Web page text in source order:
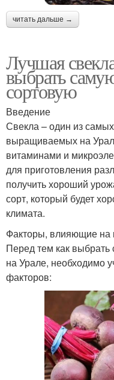
читать дальше →
Лучшая
выбрать
сортовую
Введение
Свекла – один из
выращиваемых на
витаминами и
для приготовления
получить хороший
сорт, который будет
климата.
Факторы, влияющие на
Перед тем как
на Урале, необходимо
факторов: